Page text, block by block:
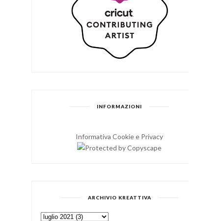
INFORMAZIONI
Informativa Cookie e Privacy
ARCHIVIO KREATTIVA